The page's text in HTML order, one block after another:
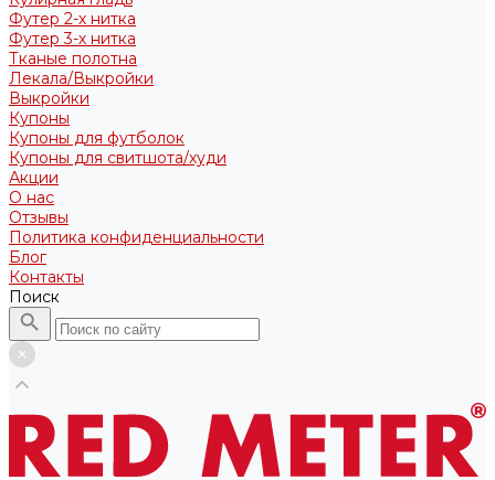
Футер 2-х нитка
Футер 3-х нитка
Тканые полотна
Лекала/Выкройки
Выкройки
Купоны
Купоны для футболок
Купоны для свитшота/худи
Акции
О нас
Отзывы
Политика конфиденциальности
Блог
Контакты
Поиск